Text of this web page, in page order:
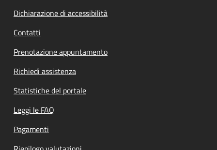
Dichiarazione di accessibilità
Contatti
Prenotazione appuntamento
Richiedi assistenza
Statistiche del portale
Leggi le FAQ
Pagamenti